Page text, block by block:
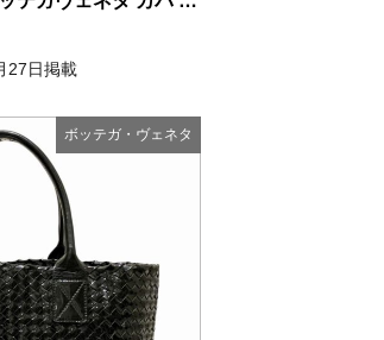
27日掲載
ボッテガ・ヴェネタ